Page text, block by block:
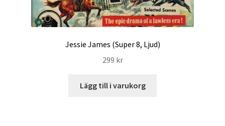
Jessie James (Super 8, Ljud)
299 kr
Lägg till i varukorg